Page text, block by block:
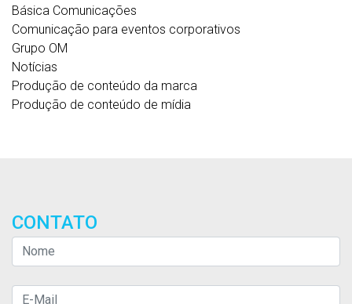
Básica Comunicações
Comunicação para eventos corporativos
Grupo OM
Notícias
Produção de conteúdo da marca
Produção de conteúdo de mídia
CONTATO